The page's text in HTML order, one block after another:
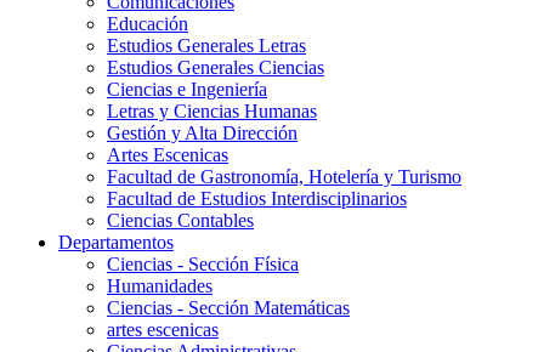
Educación
Estudios Generales Letras
Estudios Generales Ciencias
Ciencias e Ingeniería
Letras y Ciencias Humanas
Gestión y Alta Dirección
Artes Escenicas
Facultad de Gastronomía, Hotelería y Turismo
Facultad de Estudios Interdisciplinarios
Ciencias Contables
Departamentos
Ciencias - Sección Física
Humanidades
Ciencias - Sección Matemáticas
artes escenicas